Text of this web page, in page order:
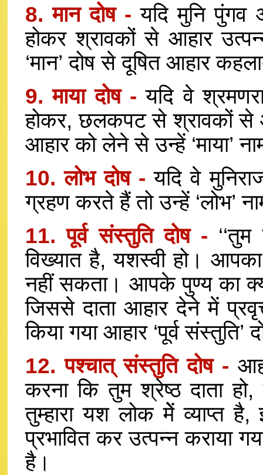
8. मान दोष -यदि मुनि पुंगव
होकर श्रावकों से आहार
‘मान’ दोष से दूषित आहार
9. माया दोष - यदि वे
होकर, छलकपट से श्रावकों से
आहार को लेने से उन्हें ‘माया’
10. लोभ दोष - यदि वे
ग्रहण करते हैं तो उन्हें ‘लोभ’
11. पूर्व संस्तुति दोष -
विख्यात है, यशस्वी हो। आपका
नहीं सकता। आपके पुण्य का
जिससे दाता आहार देने में
किया गया आहार ‘पूर्व
12. पश्चात् संस्तुति दोष -
करना कि तुम श्रेष्ठ दाता
तुम्हारा यश लोक मेें व्याप्त है,
प्रभावित कर उत्पन्न कराया
है।